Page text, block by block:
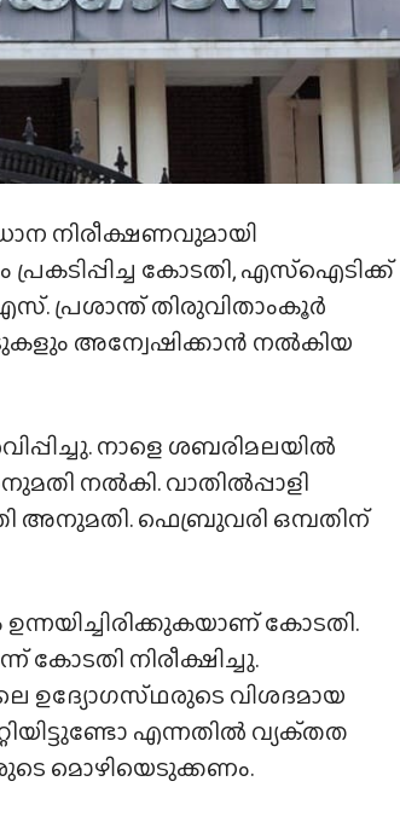
നിരീക്ഷണവുമായി
പ്രകടിപ്പിച്ച കോടതി, എസ്ഐടിക്ക്
പ്രശാന്ത് തിരുവിതാംകൂർ
അന്വേഷിക്കാൻ നൽകിയ
നാളെ ശബരിമലയിൽ
നൽകി. വാതിൽപ്പാളി
അനുമതി. ഫെബ്രുവരി ഒമ്പതിന്
കോടതി.
കോടതി നിരീക്ഷിച്ചു.
ഉദ്യോഗസ്‌ഥരുടെ വിശദമായ
എന്നതിൽ വ്യക്‌തത
മൊഴിയെടുക്കണം.